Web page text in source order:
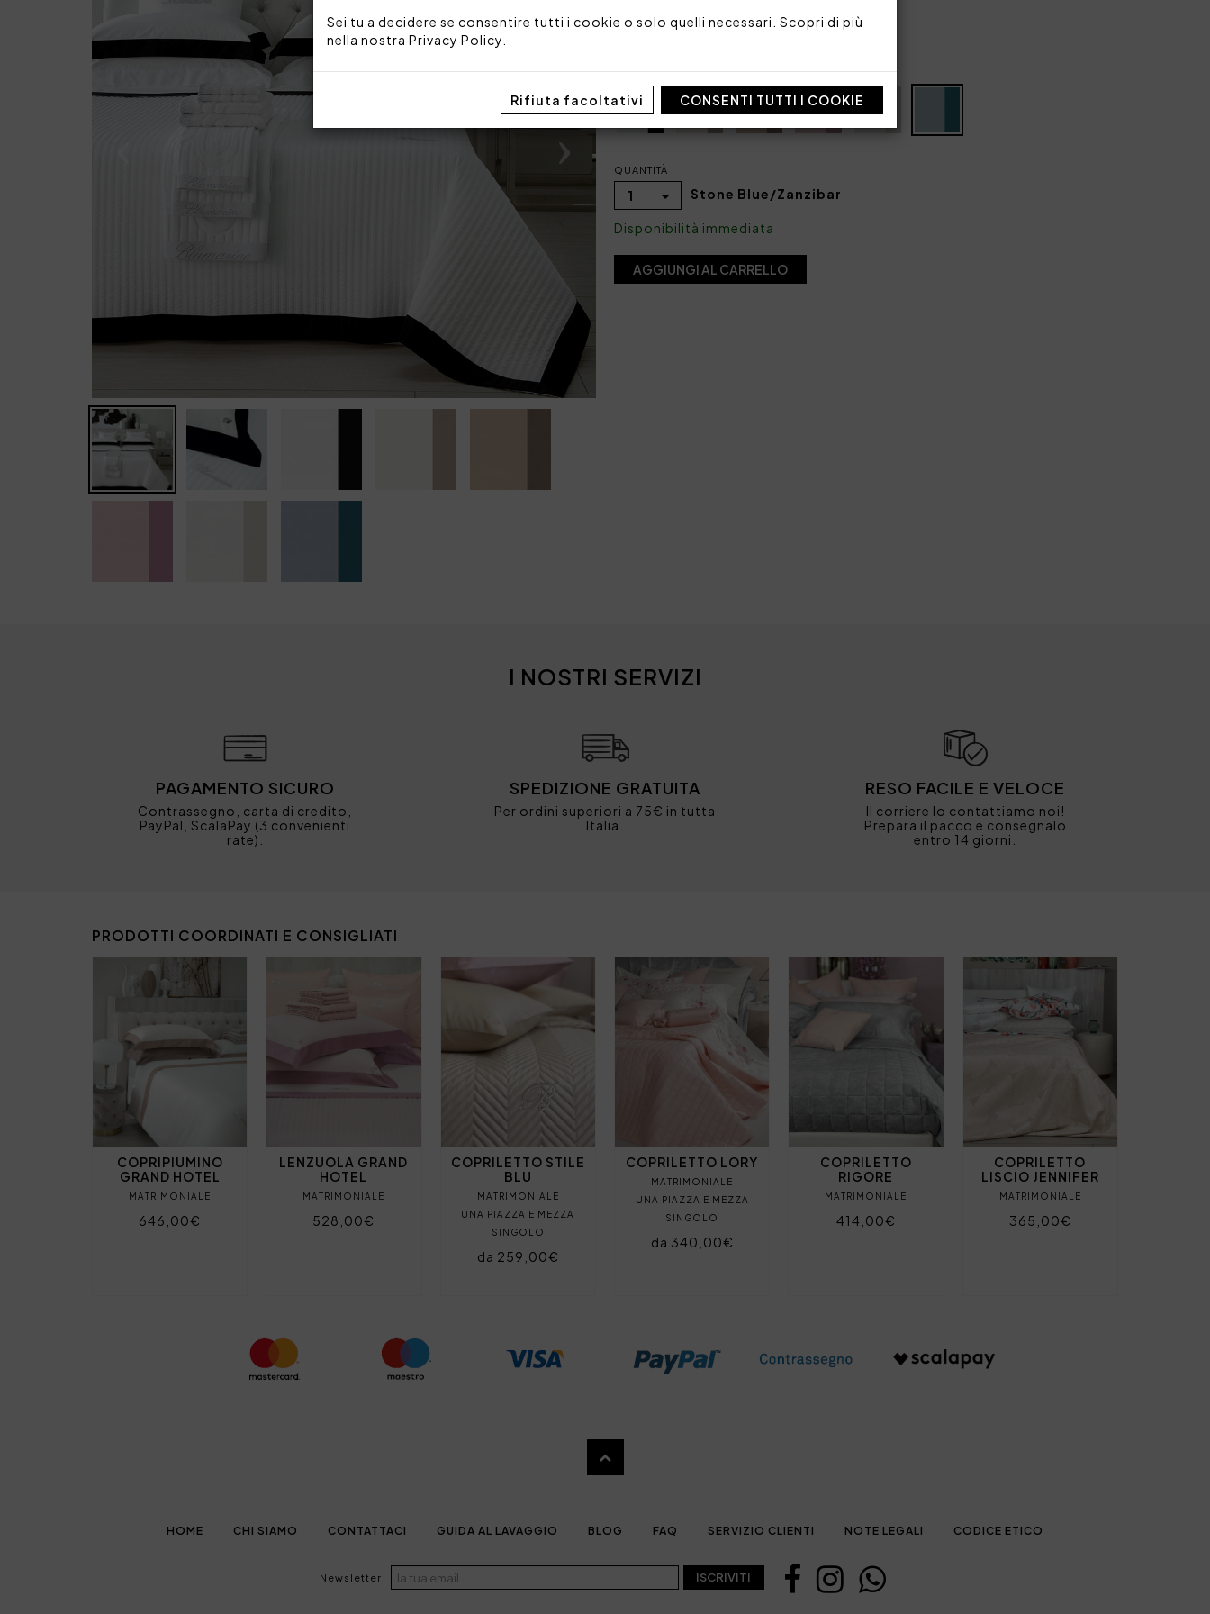
Sei tu a decidere se consentire tutti i cookie o solo quelli necessari. Scopri di più
nella nostra Privacy Policy
Rifiuta facoltativi CONSENTI TUTTI I COOKIE
Imballo: Busta
COLORE
QUANTITÀ
1 Stone Blue/Zanzibar
Disponibilità immediata
AGGIUNGI AL CARRELLO
I NOSTRI SERVIZI
PAGAMENTO SICURO
Contrassegno, carta di credito,
PayPal, ScalaPay (3 convenienti
rate).
SPEDIZIONE GRATUITA
Per ordini superiori a 75€ in tutta
Italia.
RESO FACILE E VELOCE
Il corriere lo contattiamo noi!
Prepara il pacco e consegnalo
entro 14 giorni.
PRODOTTI COORDINATI E CONSIGLIATI
COPRIPIUMINO
GRAND HOTEL
MATRIMONIALE
646,00€
LENZUOLA GRAND
HOTEL
MATRIMONIALE
528,00€
COPRILETTO STILE
BLU
MATRIMONIALE
UNA PIAZZA E MEZZA
SINGOLO
da 259,00€
COPRILETTO LORY
MATRIMONIALE
UNA PIAZZA E MEZZA
SINGOLO
da 340,00€
COPRILETTO
RIGORE
MATRIMONIALE
414,00€
COPRILETTO
LISCIO JENNIFER
MATRIMONIALE
365,00€
HOME CHI SIAMO CONTATTACI GUIDA AL LAVAGGIO BLOG FAQ SERVIZIO CLIENTI NOTE LEGALI CODICE ETICO
Newsletter ISCRIVITI